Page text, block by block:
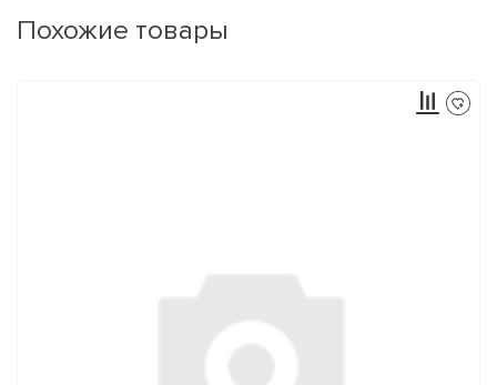
Похожие товары